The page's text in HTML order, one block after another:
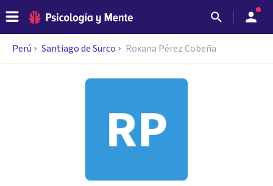
Perú Santiago de Surco Roxana Pérez Cobeña